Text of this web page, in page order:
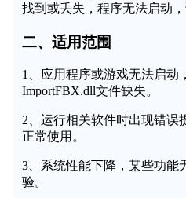
找到或丢失，程序无法启动，
二、适用范围
1、应用程序或游戏无法启动
ImportFBX.dll文件缺失。
2、运行相关软件时出现错误
正常使用。
3、系统性能下降，某些功能
验。